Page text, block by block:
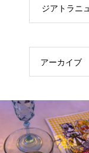
ジアトラニ
アーカイブ